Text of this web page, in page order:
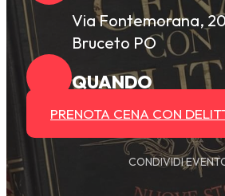
Via Fontemorana,
Bruceto PO
QUANDO
PRENOTA CENA CON
CONDIVIDI